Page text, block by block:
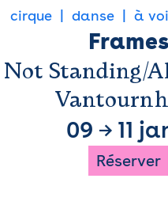
cirque danse à
Frames
Not Standing/
09 → 11
Réserver